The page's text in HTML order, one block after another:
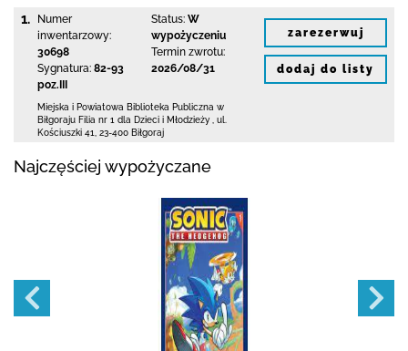
1.
Numer
inwentarzowy:
30698
Sygnatura: 82-93
poz.III
Status: W
wypożyczeniu
Termin zwrotu:
2026/08/31
Miejska i Powiatowa Biblioteka Publiczna w
Biłgoraju Filia nr 1 dla Dzieci i Młodzieży
ul.
Kościuszki 41
23-400 Biłgoraj
zarezerwuj
dodaj do listy
Najczęściej wypożyczane